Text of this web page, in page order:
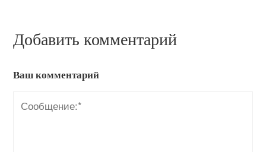
Добавить комментарий
Ваш комментарий